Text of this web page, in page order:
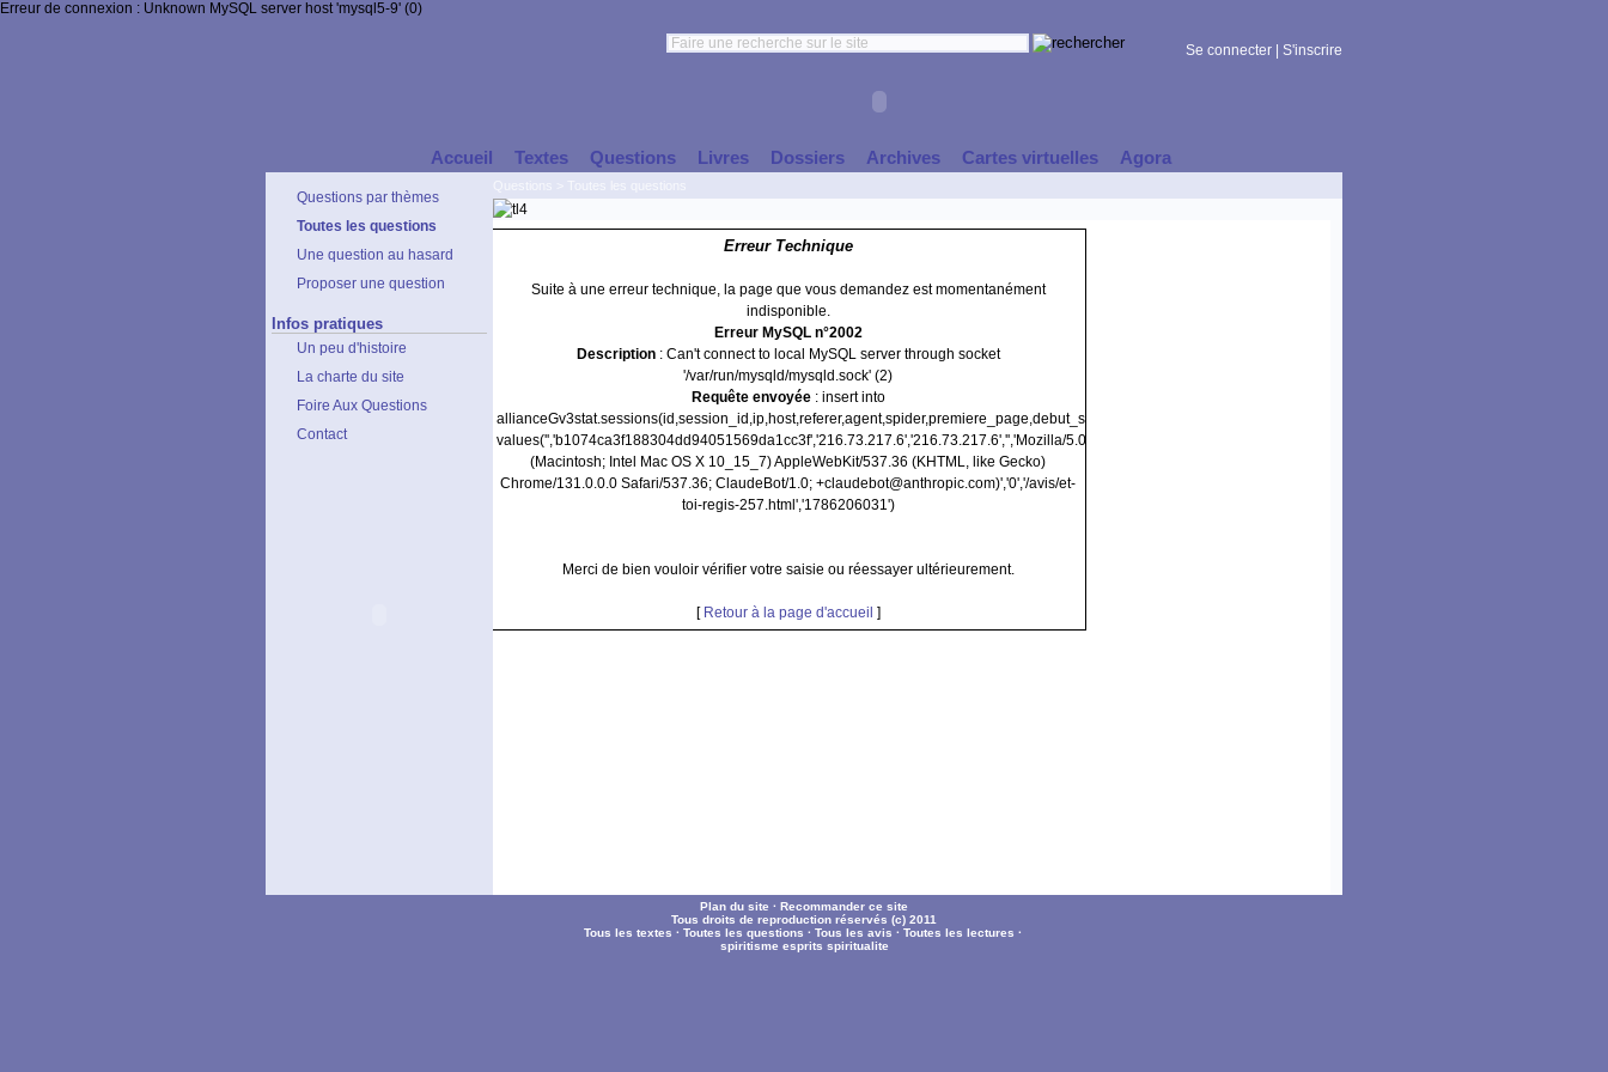
Erreur de connexion : Unknown MySQL server host 'mysql5-9' (0)
Se connecter S'inscrire
Accueil Textes Questions Livres Dossiers Archives Cartes virtuelles Agora
Questions par thèmes
Toutes les questions
Une question au hasard
Proposer une question
Infos pratiques
Un peu d'histoire
La charte du site
Foire Aux Questions
Contact
Erreur Technique
Suite à une erreur technique, la page que vous demandez est momentanément
indisponible.
Erreur MySQL n°2002
Description: Can't connect to local MySQL server through socket
'/var/run/mysqld/mysqld.sock' (2)
Requête envoyée: insert into
allianceGv3stat.sessions(id,session_id,ip,host,referer,agent,spider,premiere_page,debut_session)
values('','b1074ca3f188304dd94051569da1cc3f','216.73.217.6','216.73.217.6','','Mozilla/5.0
(Macintosh; Intel Mac OS X 10_15_7) AppleWebKit/537.36 (KHTML, like Gecko)
Chrome/131.0.0.0 Safari/537.36; ClaudeBot/1.0; +claudebot@anthropic.com)','0','/avis/et-
toi-regis-257.html','1786206031')
Merci de bien vouloir vérifier votre saisie ou réessayer ultérieurement.
[ Retour à la page d'accueil ]
Plan du site · Recommander ce site
Tous droits de reproduction réservés (c) 2011
Tous les textes · Toutes les questions · Tous les avis · Toutes les lectures ·
spiritisme esprits spiritualite